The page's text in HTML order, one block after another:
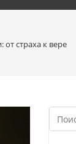
страха к вере